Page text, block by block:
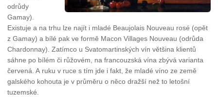
odrůdy
Gamay).
Existuje a na trhu lze najít i mladé Beaujolais Nouveau rosé (opět
z Gamay) a bílé pak ve formě Macon Villages Nouveau (odrůda
Chardonnay). Zatímco u Svatomartinských vín většina klientů
sáhne po bílém či růžovém, na francouzská vína zbývá varianta
červená. A ruku v ruce s tím jde i fakt, že mladé víno ze země
galského kohouta je v průměru o něco dražší než to letošní
tuzemské.